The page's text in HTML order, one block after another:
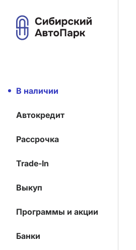
В наличии
Автокредит
Рассрочка
Trade-In
Выкуп
Программы и акции
Банки